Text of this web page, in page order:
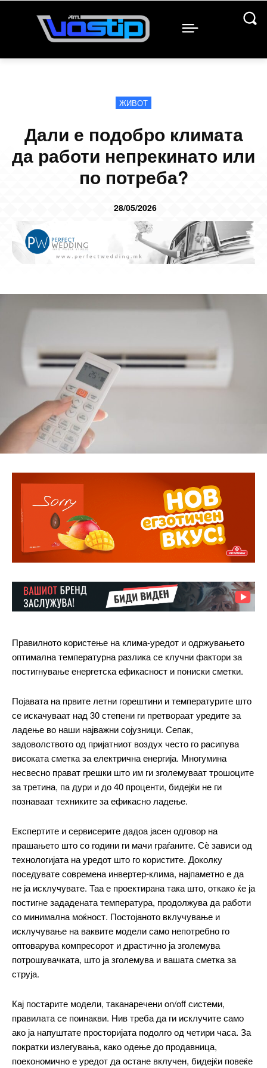
ЖИВОТ
Дали е подобро климата
да работи непрекинато или
по потреба?
28/05/2026
Правилното користење на клима-уредот и одржувањето
оптимална температурна разлика се клучни фактори за
постигнување енергетска ефикасност и пониски сметки.
Појавата на првите летни горештини и температурите што
се искачуваат над 30 степени ги претвораат уредите за
ладење во наши најважни сојузници. Сепак,
задоволството од пријатниот воздух често го расипува
високата сметка за електрична енергија. Многумина
несвесно прават грешки што им ги зголемуваат трошоците
за третина, па дури и до 40 проценти, бидејќи не ги
познаваат техниките за ефикасно ладење.
Експертите и сервисерите дадоа јасен одговор на
прашањето што со години ги мачи граѓаните. Сѐ зависи од
технологијата на уредот што го користите. Доколку
поседувате современа инвертер-клима, најпаметно е да
не ја исклучувате. Таа е проектирана така што, откако ќе ја
постигне зададената температура, продолжува да работи
со минимална моќност. Постојаното вклучување и
исклучување на ваквите модели само непотребно го
оптоварува компресорот и драстично ја зголемува
потрошувачката, што ја зголемува и вашата сметка за
струја.
Кај постарите модели, таканаречени on/off системи,
правилата се поинакви. Нив треба да ги исклучите само
ако ја напуштате просторијата подолго од четири часа. За
пократки излегувања, како одење до продавница,
поекономично е уредот да остане вклучен, бидејќи повеќе